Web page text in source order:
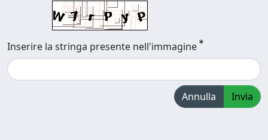
Inserire la stringa presente nell'immagine
Annulla Invia